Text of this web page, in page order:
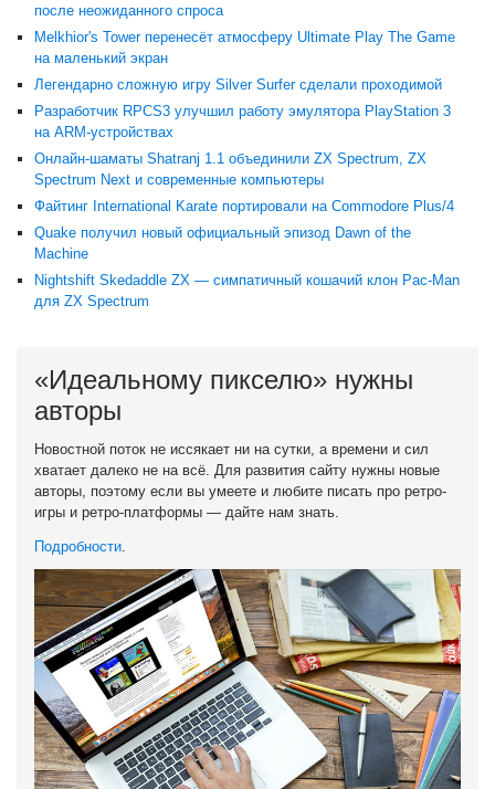
после неожиданного спроса
Melkhior's Tower перенесёт атмосферу Ultimate Play The Game
на маленький экран
Легендарно сложную игру Silver Surfer сделали проходимой
Разработчик RPCS3 улучшил работу эмулятора PlayStation 3
на ARM-устройствах
Онлайн-шаматы Shatranj 1.1 объединили ZX Spectrum, ZX
Spectrum Next и современные компьютеры
Файтинг International Karate портировали на Commodore Plus/4
Quake получил новый официальный эпизод Dawn of the
Machine
Nightshift Skedaddle ZX — симпатичный кошачий клон Pac-Man
для ZX Spectrum
«Идеальному пикселю» нужны
авторы
Новостной поток не иссякает ни на сутки, а времени и сил
хватает далеко не на всё. Для развития сайту нужны новые
авторы, поэтому если вы умеете и любите писать про ретро-
игры и ретро-платформы — дайте нам знать.
Подробности